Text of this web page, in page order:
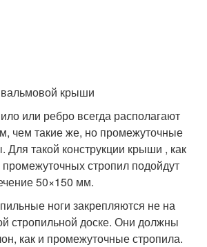
крыши
или ребро всегда располагают
чем такие же, но промежуточные
такой конструкции крыши , как
стропил подойдут
50×150 мм.
ноги закрепляются не на
стропильной доске. Они должны
как и промежуточные стропила.